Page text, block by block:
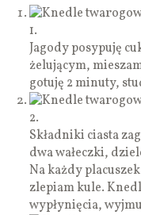
1.
Jagody posypuję
żelującym,
gotuję 2 minuty,
2.
Składniki ciasta
dwa wałeczki,
Na każdy
zlepiam kule.
wypłynięcia,